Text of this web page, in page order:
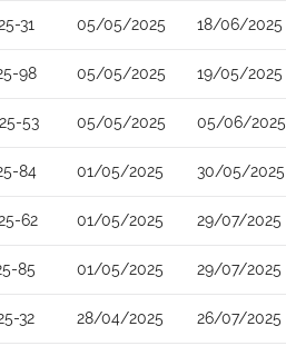
31 05/05/2025 18/06/2025
98 05/05/2025 19/05/2025
53 05/05/2025 05/06/2025
84 01/05/2025 30/05/2025
62 01/05/2025 29/07/2025
85 01/05/2025 29/07/2025
32 28/04/2025 26/07/2025